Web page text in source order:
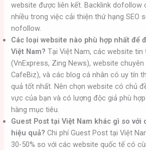
website được liên kết. Backlink dofollow
nhiều trong việc cải thiện thứ hạng SEO
nofollow.
Các loại website nào phù hợp nhất để
Việt Nam? Tại Việt Nam, các website tin
(VnExpress, Zing News), website chuyên
CafeBiz), và các blog cá nhân có uy tín
quả tốt nhất. Nên chọn website có chủ
vực của bạn và có lượng độc giả phù
hàng mục tiêu.
Guest Post tại Việt Nam khác gì so với
hiệu quả? Chi phí Guest Post tại Việt
30-50% so với các website quốc tế có